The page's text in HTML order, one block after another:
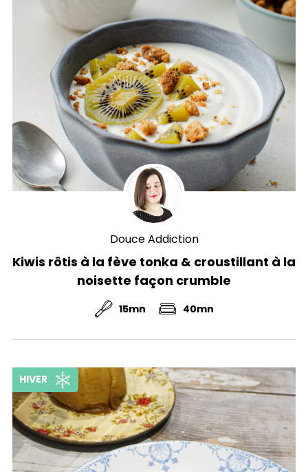
Douce Addiction
Kiwis rôtis à la fève tonka & croustillant à la
noisette façon crumble
15mn 40mn
HIVER